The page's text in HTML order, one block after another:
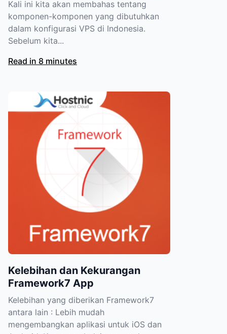
Kali ini kita akan membahas tentang
komponen-komponen yang dibutuhkan
dalam konfigurasi VPS di Indonesia.
Sebelum kita...
Read in 8 minutes
Kelebihan dan Kekurangan
Framework7 App
Kelebihan yang diberikan Framework7
antara lain : Lebih mudah
mengembangkan aplikasi untuk iOS dan